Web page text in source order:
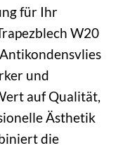
für Ihr
W20
und
auf Qualität,
Ästhetik
die